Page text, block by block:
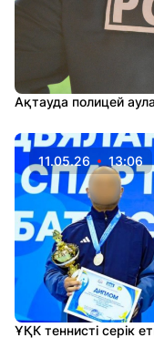
Ақтауда полицей
11.05.26 13:06
ҰҚК теннисті серік